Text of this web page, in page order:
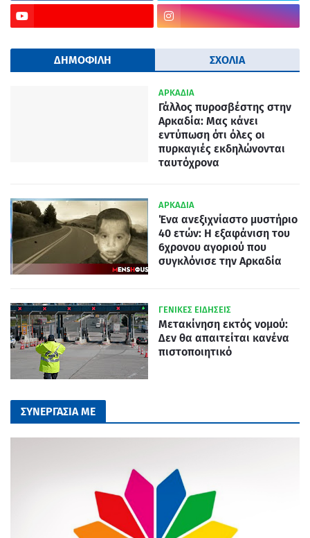
ΔΗΜΟΦΙΛΗ ΣΧΟΛΙΑ
ΑΡΚΑΔΙΑ
Γάλλος πυροσβέστης στην
Αρκαδία: Μας κάνει
εντύπωση ότι όλες οι
πυρκαγιές εκδηλώνονται
ταυτόχρονα
ΑΡΚΑΔΙΑ
Ένα ανεξιχνίαστο μυστήριο
40 ετών: Η εξαφάνιση του
6χρονου αγοριού που
συγκλόνισε την Αρκαδία
ΓΕΝΙΚΕΣ ΕΙΔΗΣΕΙΣ
Μετακίνηση εκτός νομού:
Δεν θα απαιτείται κανένα
πιστοποιητικό
ΣΥΝΕΡΓΑΣΙΑ ΜΕ